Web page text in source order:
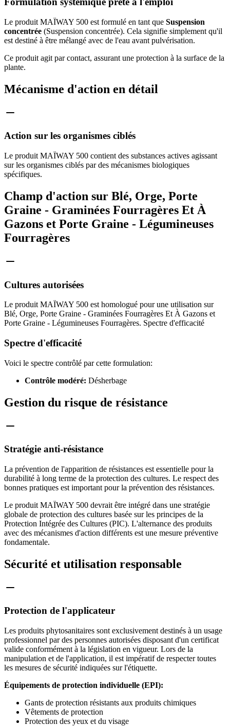
Le produit MAÏWAY 500 est formulé en tant que Suspension
concentrée (Suspension concentrée). Cela signifie simplement qu'il
est destiné à être mélangé avec de l'eau avant pulvérisation.
Ce produit agit par contact, assurant une protection à la surface de la
plante.
Mécanisme d'action en détail
Action sur les organismes ciblés
Le produit MAÏWAY 500 contient des substances actives agissant
sur les organismes ciblés par des mécanismes biologiques
spécifiques.
Champ d'action sur Blé, Orge, Porte
Graine - Graminées Fourragères Et À
Gazons et Porte Graine - Légumineuses
Fourragères
Cultures autorisées
Le produit MAÏWAY 500 est homologué pour une utilisation sur
Blé, Orge, Porte Graine - Graminées Fourragères Et À Gazons et
Porte Graine - Légumineuses Fourragères. Spectre d'efficacité
Spectre d'efficacité
Voici le spectre contrôlé par cette formulation:
Contrôle modéré: Désherbage
Gestion du risque de résistance
Stratégie anti-résistance
La prévention de l'apparition de résistances est essentielle pour la
durabilité à long terme de la protection des cultures. Le respect des
bonnes pratiques est important pour la prévention des résistances.
Le produit MAÏWAY 500 devrait être intégré dans une stratégie
globale de protection des cultures basée sur les principes de la
Protection Intégrée des Cultures (PIC). L'alternance des produits
avec des mécanismes d'action différents est une mesure préventive
fondamentale.
Sécurité et utilisation responsable
Protection de l'applicateur
Les produits phytosanitaires sont exclusivement destinés à un usage
professionnel par des personnes autorisées disposant d'un certificat
valide conformément à la législation en vigueur. Lors de la
manipulation et de l'application, il est impératif de respecter toutes
les mesures de sécurité indiquées sur l'étiquette.
Équipements de protection individuelle (EPI):
Gants de protection résistants aux produits chimiques
Vêtements de protection
Protection des yeux et du visage